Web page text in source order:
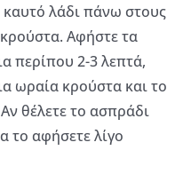
καυτό λάδι πάνω στους
Αφήστε τα
περίπου 2-3 λεπτά,
ωραία κρούστα και το
θέλετε το ασπράδι
το αφήσετε λίγο